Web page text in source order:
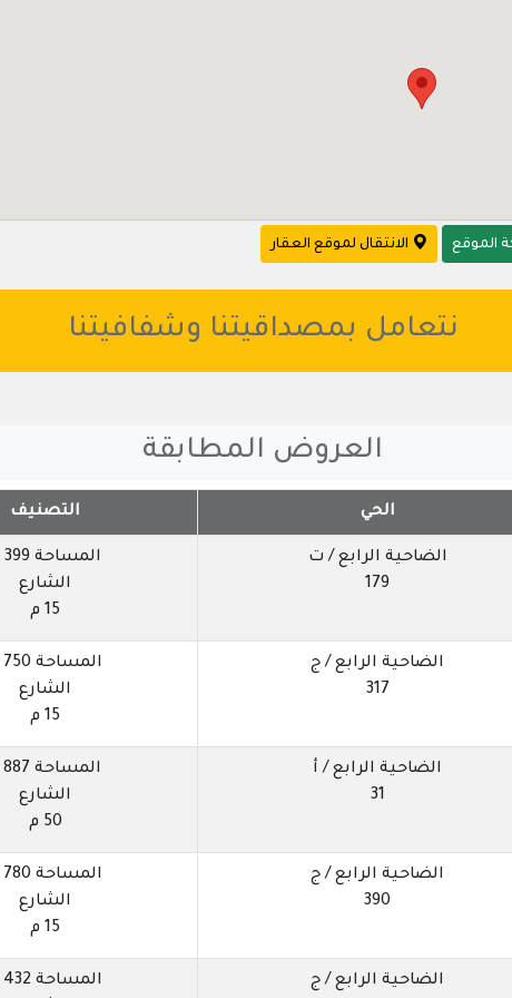
الموقع الانتقال لموقع العقار
نتعامل بمصداقيتنا وشفافيتنا
العروض المطابقة
الحي التصنيف
الضاحية الرابع / ت
179
المساحة 399 م
الشارع
15 م
الضاحية الرابع / ج
317
المساحة 750 م
الشارع
15 م
الضاحية الرابع / أ
31
المساحة 887 م
الشارع
50 م
الضاحية الرابع / ج
390
المساحة 780 م
الشارع
15 م
الضاحية الرابع / ج المساحة 432 م